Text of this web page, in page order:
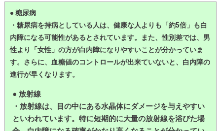
● 糖尿病
・糖尿病を持病としている人は、健康な人よりも「約5倍」も白
内障になる可能性があるとされています。また、性別差では、男
性より「女性」の方が白内障になりやすいことが分かっていま
す。さらに、血糖値のコントロールが出来ていないと、白内障の
進行が早くなります。
● 放射線
・放射線は、目の中にある水晶体にダメージを与えやすい
といわれています。特に短期的に大量の放射線を浴びた場